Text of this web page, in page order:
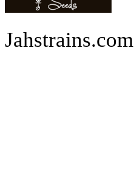
Jahstrains.com